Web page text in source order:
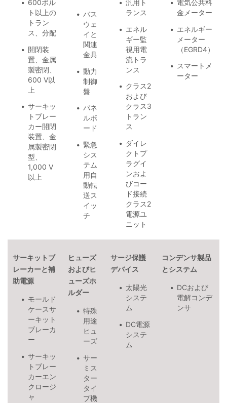
600ボル
ト以上の
トラン
ス、分配
開閉装
置、金属
製密閉、
600 V以
上
サーキッ
トブレー
カー開閉
装置、金
属製密閉
型、
1,000 V
以上
バス
ウェ
イと
関連
金具
動力
制御
盤
パネ
ルボ
ード
緊急
シス
テム
用自
動転
送ス
イッ
チ
汎用ト
ランス
エネル
ギー監
視用電
流トラ
ンス
クラス2
および
クラス3
トラン
ス
ダイレ
クトプ
ラグイ
ンおよ
びコー
ド接続
クラス2
電源ユ
ニット
電気公共料
金メーター
エネルギー
メーター
（EGRD4）
スマートメ
ーター
サーキットブ
レーカーと補
助電源
モールド
ケースサ
ーキット
ブレーカ
ー
サーキッ
トブレー
カーエン
クロージ
ャ
ヒューズ
およびヒ
ューズホ
ルダー
特殊
用途
ヒュ
ーズ
サー
ミス
ター
タイ
プ機
サージ保護
デバイス
太陽光
システ
ム
DC電源
システ
ム
コンデンサ製品
とシステム
DCおよび
電解コンデ
ンサ